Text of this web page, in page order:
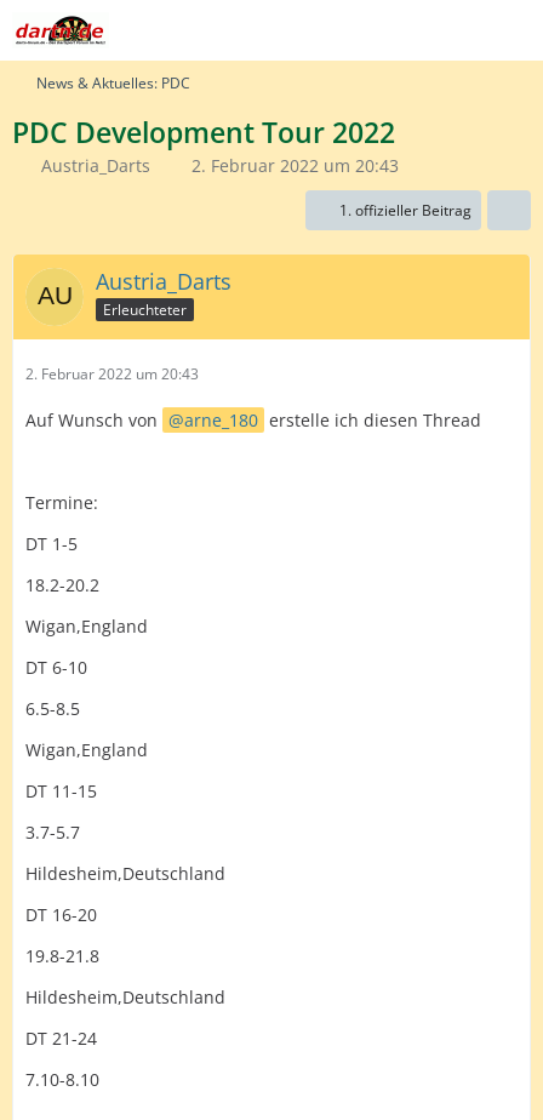
News & Aktuelles: PDC
PDC Development Tour 2022
Austria_Darts 2. Februar 2022 um 20:43
1. offizieller Beitrag
Austria_Darts
Erleuchteter
2. Februar 2022 um 20:43
Auf Wunsch von arne_180 erstelle ich diesen Thread
Termine:
DT 1-5
18.2-20.2
Wigan,England
DT 6-10
6.5-8.5
Wigan,England
DT 11-15
3.7-5.7
Hildesheim,Deutschland
DT 16-20
19.8-21.8
Hildesheim,Deutschland
DT 21-24
7.10-8.10